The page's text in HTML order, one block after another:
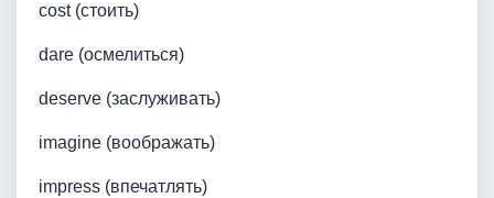
cost (стоить)
dare (осмелиться)
deserve (заслуживать)
imagine (воображать)
impress (впечатлять)